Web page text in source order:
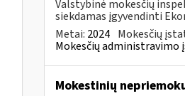
Valstybinė mokesčių
siekdamas įgyvendinti
Metai: 2024 Mokesčių
Mokesčių administravimo
Mokestinių